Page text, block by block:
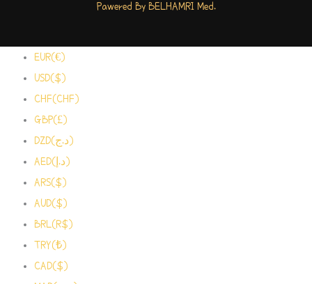
Pawered By BELHAMRI Med.
EUR(€)
USD($)
CHF(CHF)
GBP(£)
DZD(د.ج)
AED(د.إ)
ARS($)
AUD($)
BRL(R$)
TRY(₺)
CAD($)